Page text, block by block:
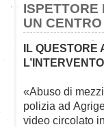
ISPETTORE
UN
IL QUESTORE
«Abuso di
polizia ad
video circolato